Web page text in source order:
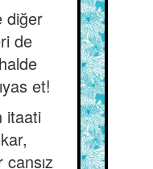
diğer
de
et!
itaati